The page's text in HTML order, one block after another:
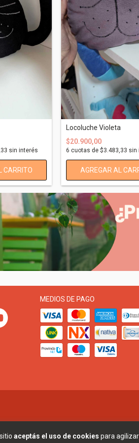
aceptás el uso de cookies para
sin interés
Locoluche Violeta
$20.900,00
6 cuotas de $3.483,33 sin
MEDIOS DE PAGO